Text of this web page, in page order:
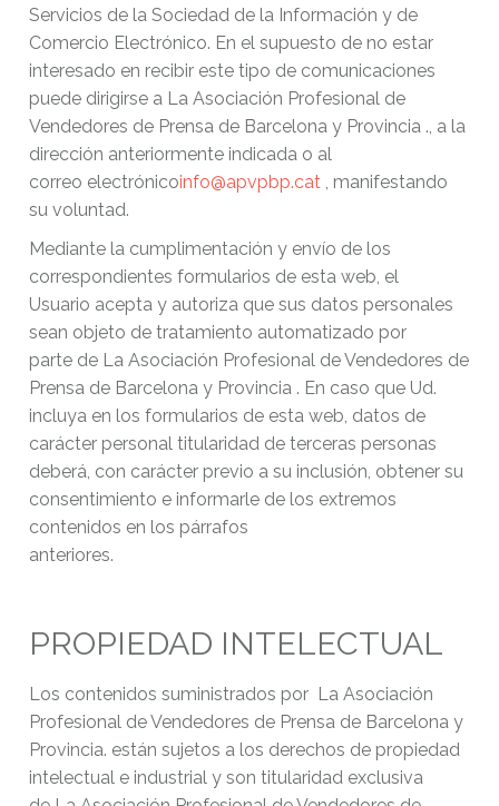
Servicios de la Sociedad de la Información y de
Comercio Electrónico. En el supuesto de no estar
interesado en recibir este tipo de comunicaciones
puede dirigirse a La Asociación Profesional de
Vendedores de Prensa de Barcelona y Provincia ., a la
dirección anteriormente indicada o al
correo electrónicoinfo@apvpbp.cat , manifestando
su voluntad.
Mediante la cumplimentación y envío de los
correspondientes formularios de esta web, el
Usuario acepta y autoriza que sus datos personales
sean objeto de tratamiento automatizado por
parte de La Asociación Profesional de Vendedores de
Prensa de Barcelona y Provincia . En caso que Ud.
incluya en los formularios de esta web, datos de
carácter personal titularidad de terceras personas
deberá, con carácter previo a su inclusión, obtener su
consentimiento e informarle de los extremos
contenidos en los párrafos
anteriores.
PROPIEDAD INTELECTUAL
Los contenidos suministrados por La Asociación
Profesional de Vendedores de Prensa de Barcelona y
Provincia. están sujetos a los derechos de propiedad
intelectual e industrial y son titularidad exclusiva